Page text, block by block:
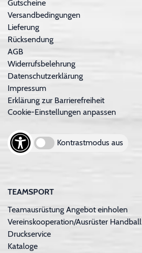
Gutscheine
Versandbedingungen
Lieferung
Rücksendung
AGB
Widerrufsbelehrung
Datenschutzerklärung
Impressum
Erklärung zur Barrierefreiheit
Cookie-Einstellungen anpassen
Kontrastmodus aus
TEAMSPORT
Teamausrüstung Angebot einholen
Vereinskooperation/Ausrüster Handball
Druckservice
Kataloge